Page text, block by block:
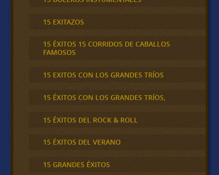
15 EXITAZOS
15 ÉXITOS 15 CORRIDOS DE CABALLOS
FAMOSOS
15 EXITOS CON LOS GRANDES TRÍOS
15 ÉXITOS CON LOS GRANDES TRÍOS,
15 ÉXITOS DEL ROCK & ROLL
15 ÉXITOS DEL VERANO
15 GRANDES ÉXITOS